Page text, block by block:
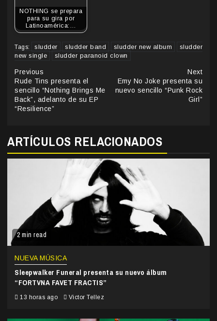
NOTHING se prepara
para su gira por
Latinoamérica:…
Tags: sludder sludder band sludder new album
sludder
new single
sludder paranoid clown
Continue
Reading
Previous
Rude Tins presenta el
sencillo “Nothing Brings Me
Back”, adelanto de su EP
“Resilience”
Next
Emy No Joke presenta su
nuevo sencillo “Punk Rock
Girl”
ARTÍCULOS RELACIONADOS
2 min read
NUEVA MÚSICA
Sleepwalker Funeral presenta su nuevo álbum
“FORTVNA FAVET FRACTIS”
13 horas ago Victor Tellez